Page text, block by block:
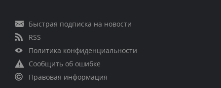
Быстрая подписка на новости
RSS
Политика конфиденциальности
Сообщить об ошибке
Правовая информация